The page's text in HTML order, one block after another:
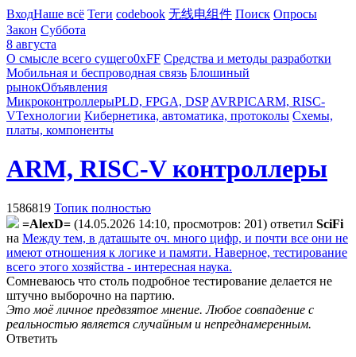
ВходНаше всё Теги codebook 无线电组件 Поиск Опросы
Закон Суббота
8 августа
О смысле всего сущего0xFF Средства и методы разработки
Мобильная и беспроводная связь Блошиный
рынокОбъявления
МикроконтроллерыPLD, FPGA, DSP AVRPICARM, RISC-
VТехнологии Кибернетика, автоматика, протоколы Схемы,
платы, компоненты
ARM, RISC-V контроллеры
1586819 Топик полностью
=AlexD= (14.05.2026 14:10, просмотров: 201) ответил SciFi
на Между тем, в даташыте оч. много цифр, и почти все они не
имеют отношения к логике и памяти. Наверное, тестирование
всего этого хозяйства - интересная наука.
Сомневаюсь что столь подробное тестирование делается не
штучно выборочно на партию.
Это моё личное предвзятое мнение. Любое совпадение с
реальностью является случайным и непреднамеренным.
Ответить